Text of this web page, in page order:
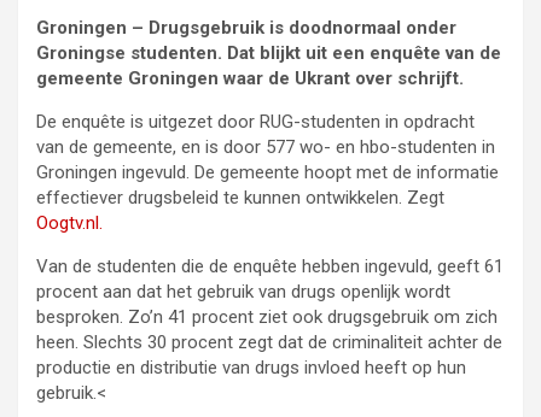
Groningen – Drugsgebruik is doodnormaal onder
Groningse studenten. Dat blijkt uit een enquête van de
gemeente Groningen waar de Ukrant over schrijft.
De enquête is uitgezet door RUG-studenten in opdracht
van de gemeente, en is door 577 wo- en hbo-studenten in
Groningen ingevuld. De gemeente hoopt met de informatie
effectiever drugsbeleid te kunnen ontwikkelen. Zegt
Oogtv.nl.
Van de studenten die de enquête hebben ingevuld, geeft 61
procent aan dat het gebruik van drugs openlijk wordt
besproken. Zo’n 41 procent ziet ook drugsgebruik om zich
heen. Slechts 30 procent zegt dat de criminaliteit achter de
productie en distributie van drugs invloed heeft op hun
gebruik.<